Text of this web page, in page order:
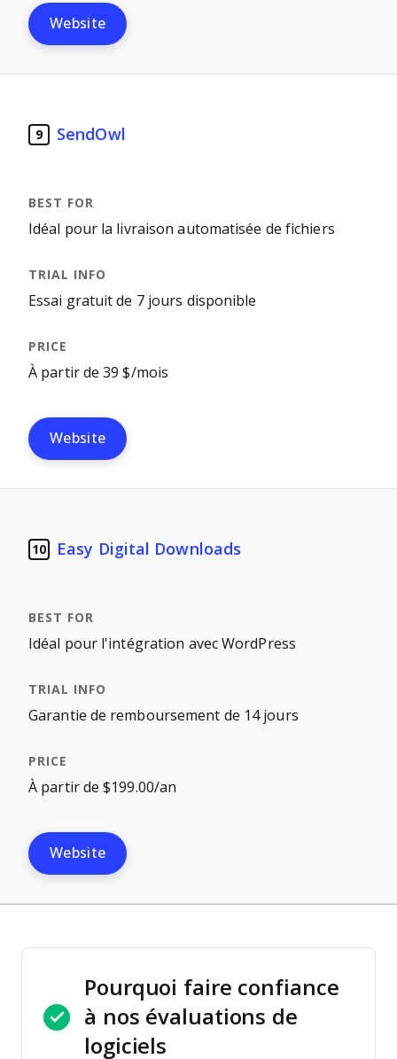
Website
9 SendOwl
Idéal pour la livraison automatisée de fichiers
Essai gratuit de 7 jours disponible
À partir de 39 $/mois
Website
10 Easy Digital Downloads
Idéal pour l'intégration avec WordPress
Garantie de remboursement de 14 jours
À partir de $199.00/an
Website
Pourquoi faire confiance
à nos évaluations de
logiciels